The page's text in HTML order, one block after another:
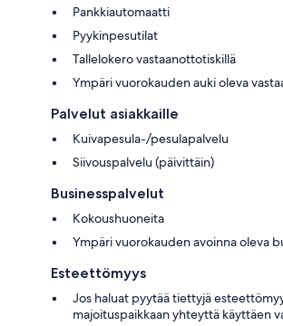
Pankkiautomaatti
Pyykinpesutilat
Tallelokero vastaanottotiskillä
Ympäri vuorokauden auki oleva
Palvelut asiakkaille
Kuivapesula-/pesulapalvelu
Siivouspalvelu (päivittäin)
Businesspalvelut
Kokoushuoneita
Ympäri vuorokauden avoinna oleva
Esteettömyys
Jos haluat pyytää tiettyjä
majoituspaikkaan yhteyttä käyttäen